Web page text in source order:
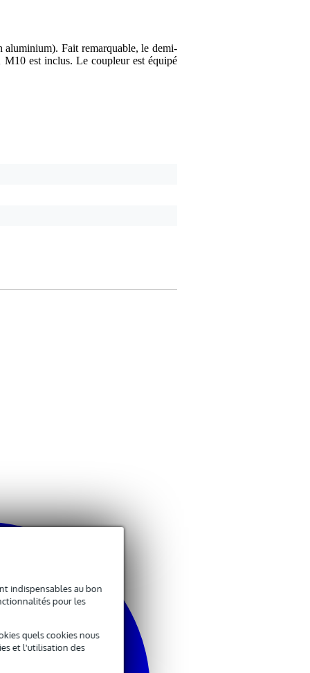
indispensables au bon
pour les
quels cookies nous
et l'utilisation des
aluminium). Fait remarquable, le demi-
est inclus. Le coupleur est équipé